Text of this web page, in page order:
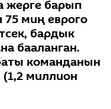
жерге барып
миң еврого
бардык
бааланган.
команданын
миллион